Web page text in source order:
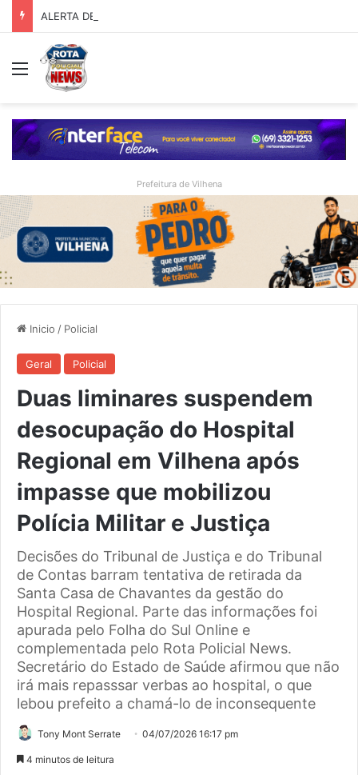
Menu
Prefeitura de Vilhena
Inicio / Policial
Geral Policial
Duas liminares suspendem
desocupação do Hospital
Regional em Vilhena após
impasse que mobilizou
Polícia Militar e Justiça
Decisões do Tribunal de Justiça e do Tribunal
de Contas barram tentativa de retirada da
Santa Casa de Chavantes da gestão do
Hospital Regional. Parte das informações foi
apurada pelo Folha do Sul Online e
complementada pelo Rota Policial News.
Secretário do Estado de Saúde afirmou que não
irá mais repasssar verbas ao hospital, o que
lebou prefeito a chamá-lo de inconsequente
Tony Mont Serrate 04/07/2026 16:17 pm
4 minutos de leitura